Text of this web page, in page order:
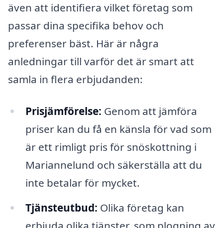
även att identifiera vilket företag som
passar dina specifika behov och
preferenser bäst. Här är några
anledningar till varför det är smart att
samla in flera erbjudanden:
Prisjämförelse: Genom att jämföra
priser kan du få en känsla för vad som
är ett rimligt pris för snöskottning i
Mariannelund och säkerställa att du
inte betalar för mycket.
Tjänsteutbud: Olika företag kan